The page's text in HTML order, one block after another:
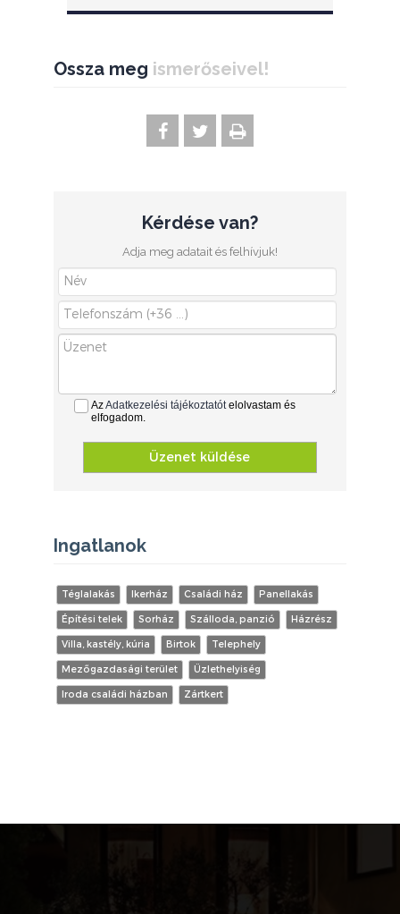
Ossza meg ismerőseivel!
Kérdése van?
Adja meg adatait és felhívjuk!
AzAdatkezelési tájékoztatót elolvastam és
elfogadom.
Üzenet küldése
Ingatlanok
Téglalakás Ikerház Családi ház
Panellakás
Építési telek
Sorház Szálloda, panzió
Házrész
Villa, kastély, kúria
Birtok
Telephely
Mezőgazdasági terület
Üzlethelyiség
Iroda családi házban
Zártkert